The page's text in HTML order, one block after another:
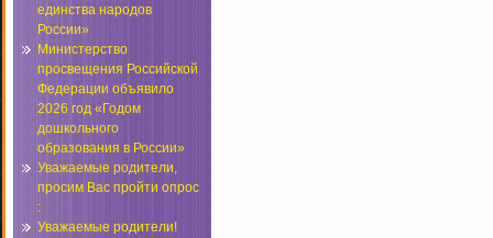
единства народов
России»
Министерство
просвещения Российской
Федерации объявило
2026 год «Годом
дошкольного
образования в России»
Уважаемые родители,
просим Вас пройти опрос
:
Уважаемые родители!